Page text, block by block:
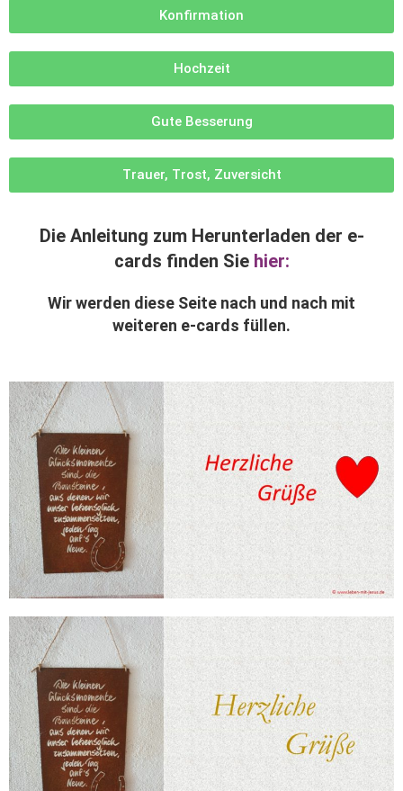
Konfirmation
Hochzeit
Gute Besserung
Trauer, Trost, Zuversicht
Die Anleitung zum Herunterladen der e-
cards finden Sie hier:
Wir werden diese Seite nach und nach mit
weiteren e-cards füllen.